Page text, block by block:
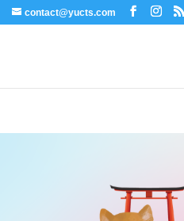
contact@yucts.com